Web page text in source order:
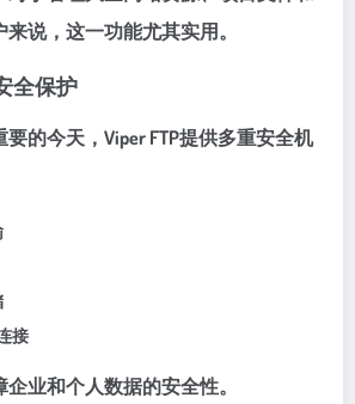
说，这一功能尤其实用。
全保护
的今天，Viper FTP提供多重安全机
接
业和个人数据的安全性。